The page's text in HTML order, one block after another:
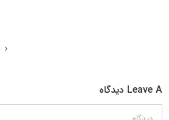
Leave A دیدگاه
دیدگاه